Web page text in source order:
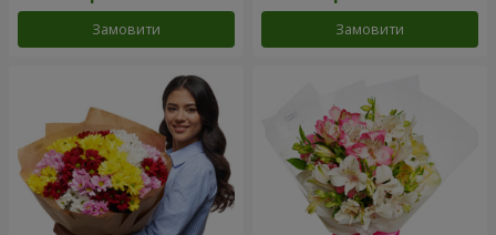
Замовити Замовити